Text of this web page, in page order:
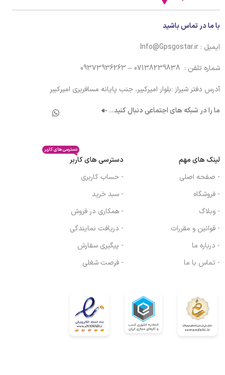
با ما در تماس باشید
ایمیل : Info@Gpsgostar.ir
شماره تلفن : 07138239838 – 09373936263
آدرس دفتر شیراز :بلوار امیرکبیر، جنب پایانه مسافربری امیرکبیر
ما را در شبکه های اجتماعی دنبال کنید...
لینک های مهم
- صفحه اصلی
- فروشگاه
- وبلاگ
- قوانین و مقررات
- درباره ما
- تماس با ما
دسترسی های کاربر
دسترسی های کاربر
- حساب کاربری
- سبد خرید
- همکاری در فروش
- دریافت نمایندگی
- پیگیری سفارش
- فرصت شغلی